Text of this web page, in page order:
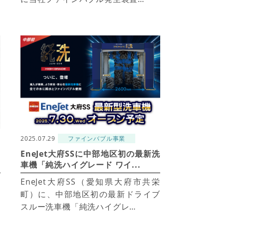
2025.07.29 ファインバブル事業
EneJet大府SSに中部地区初の最新洗
車機「純洗ハイグレード ワイ...
EneJet大府SS（愛知県大府市共栄
町）に、中部地区初の最新ドライブ
スルー洗車機「純洗ハイグレ…